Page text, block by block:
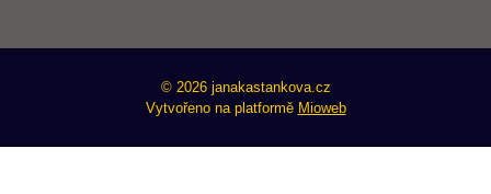
© 2026 janakastankova.cz
Vytvořeno na platformě Mioweb